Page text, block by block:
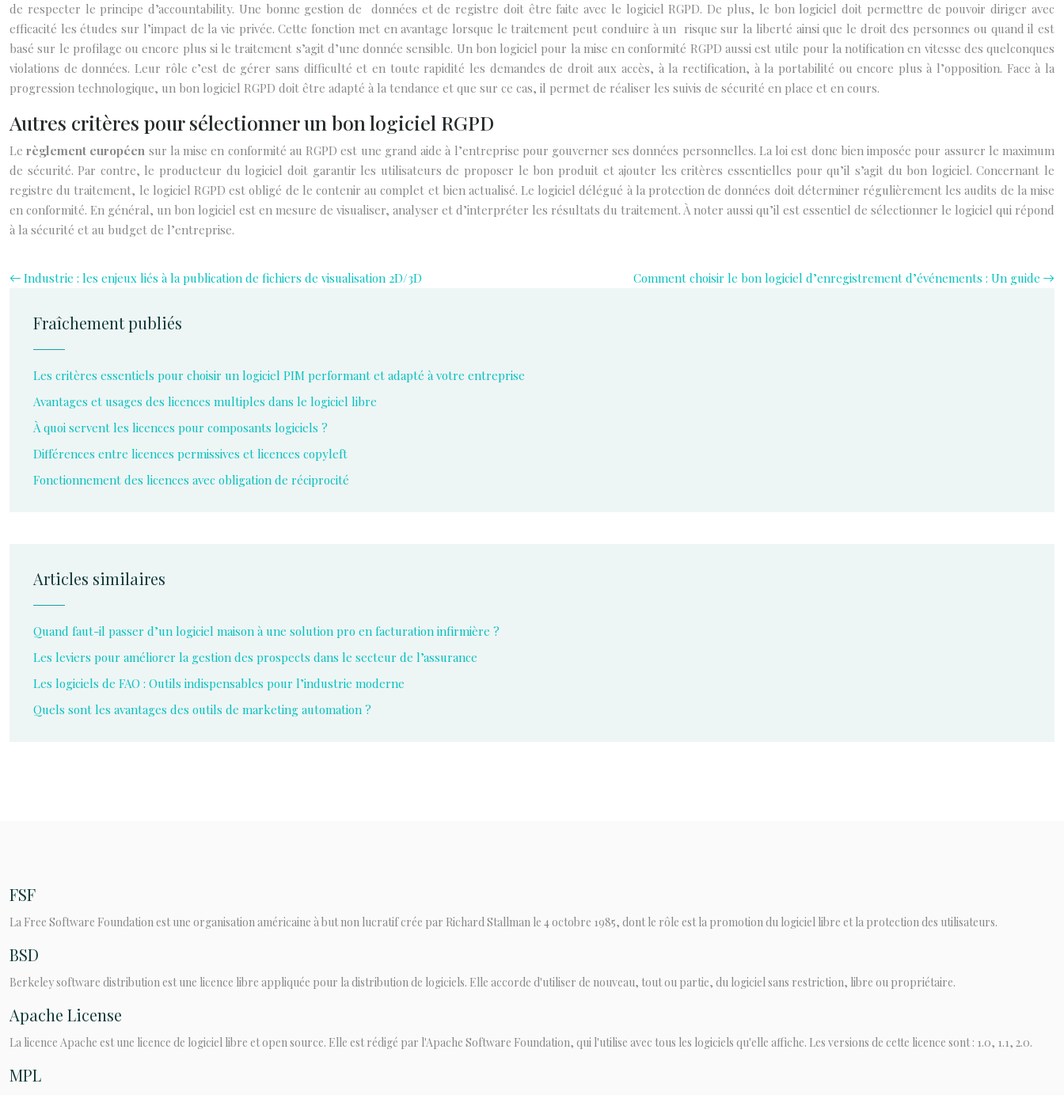
de respecter le principe d’accountability. Une bonne gestion de données et de registre doit être faite avec le logiciel RGPD. De plus, le bon logiciel doit permettre de pouvoir diriger avec
efficacité les études sur l’impact de la vie privée. Cette fonction met en avantage lorsque le traitement peut conduire à un risque sur la liberté ainsi que le droit des personnes ou quand il est
basé sur le profilage ou encore plus si le traitement s’agit d’une donnée sensible. Un bon logiciel pour la mise en conformité RGPD aussi est utile pour la notification en vitesse des quelconques
violations de données. Leur rôle c’est de gérer sans difficulté et en toute rapidité les demandes de droit aux accès, à la rectification, à la portabilité ou encore plus à l’opposition. Face à la
progression technologique, un bon logiciel RGPD doit être adapté à la tendance et que sur ce cas, il permet de réaliser les suivis de sécurité en place et en cours.
Autres critères pour sélectionner un bon logiciel RGPD
Lerèglement européen sur la mise en conformité au RGPD est une grand aide à l’entreprise pour gouverner ses données personnelles. La loi est donc bien imposée pour assurer le maximum
de sécurité. Par contre, le producteur du logiciel doit garantir les utilisateurs de proposer le bon produit et ajouter les critères essentielles pour qu’il s’agit du bon logiciel. Concernant le
registre du traitement, le logiciel RGPD est obligé de le contenir au complet et bien actualisé. Le logiciel délégué à la protection de données doit déterminer régulièrement les audits de la mise
en conformité. En général, un bon logiciel est en mesure de visualiser, analyser et d’interpréter les résultats du traitement. À noter aussi qu’il est essentiel de sélectionner le logiciel qui répond
à la sécurité et au budget de l’entreprise.
Industrie : les enjeux liés à la publication de fichiers de visualisation 2D/3D Comment choisir le bon logiciel d’enregistrement d’événements : Un guide
Fraîchement publiés
Les critères essentiels pour choisir un logiciel PIM performant et adapté à votre entreprise
Avantages et usages des licences multiples dans le logiciel libre
À quoi servent les licences pour composants logiciels ?
Différences entre licences permissives et licences copyleft
Fonctionnement des licences avec obligation de réciprocité
Articles similaires
Quand faut-il passer d’un logiciel maison à une solution pro en facturation infirmière ?
Les leviers pour améliorer la gestion des prospects dans le secteur de l’assurance
Les logiciels de FAO : Outils indispensables pour l’industrie moderne
Quels sont les avantages des outils de marketing automation ?
FSF
La Free Software Foundation est une organisation américaine à but non lucratif crée par Richard Stallman le 4 octobre 1985, dont le rôle est la promotion du logiciel libre et la protection des utilisateurs.
BSD
Berkeley software distribution est une licence libre appliquée pour la distribution de logiciels. Elle accorde d'utiliser de nouveau, tout ou partie, du logiciel sans restriction, libre ou propriétaire.
Apache License
La licence Apache est une licence de logiciel libre et open source. Elle est rédigé par l'Apache Software Foundation, qui l'utilise avec tous les logiciels qu'elle affiche. Les versions de cette licence sont : 1.0, 1.1, 2.0.
MPL